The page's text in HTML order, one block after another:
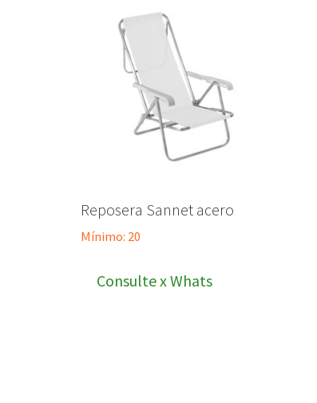
Reposera Sannet acero
Mínimo: 20
Consulte x Whats